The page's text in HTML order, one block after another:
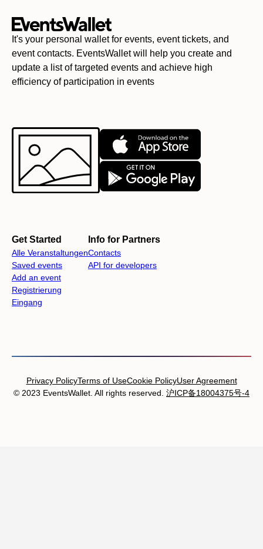
It's your personal wallet for events, event tickets, and
event contacts. EventsWallet will help you create and
update a list of targeted events and achieve high
efficiency of participation in events
Get Started
Alle Veranstaltungen
Saved events
Add an event
Registrierung
Eingang
Info for Partners
Contacts
API for developers
© 2023 EventsWallet. All rights reserved. 沪ICP备18004375号-4
Privacy PolicyTerms of UseCookie PolicyUser Agreement